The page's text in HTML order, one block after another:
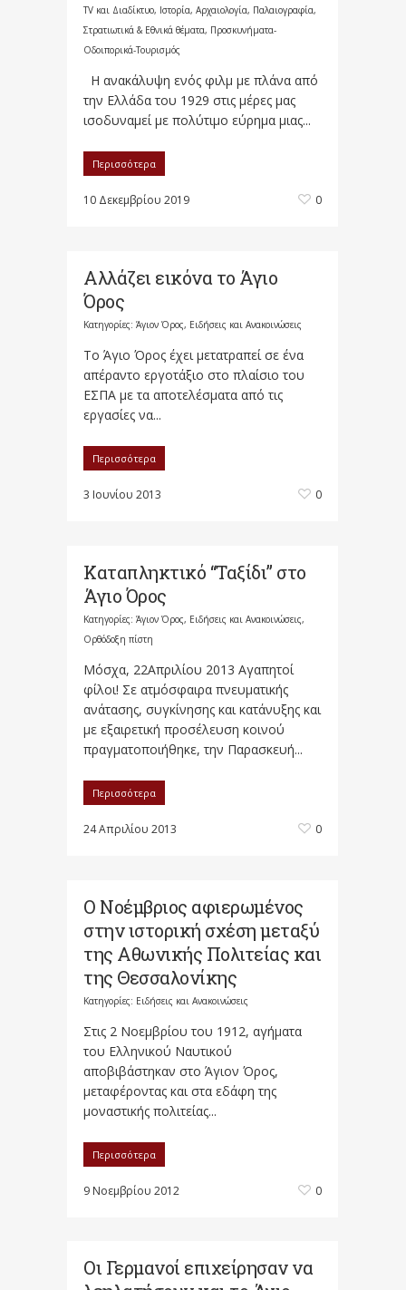
TV και Διαδίκτυο, Ιστορία, Αρχαιολογία, Παλαιογραφία,
Στρατιωτικά & Εθνικά θέματα, Προσκυνήματα-
Οδοιπορικά-Τουρισμός
Η ανακάλυψη ενός φιλμ με πλάνα από
την Ελλάδα του 1929 στις μέρες μας
ισοδυναμεί με πολύτιμο εύρημα μιας...
Περισσότερα
10 Δεκεμβρίου 2019 0
Αλλάζει εικόνα το Άγιο
Όρος
Κατηγορίες: Άγιον Όρος, Ειδήσεις και Ανακοινώσεις
Το Άγιο Όρος έχει μετατραπεί σε ένα
απέραντο εργοτάξιο στο πλαίσιο του
ΕΣΠΑ με τα αποτελέσματα από τις
εργασίες να...
Περισσότερα
3 Ιουνίου 2013 0
Καταπληκτικό “Ταξίδι” στο
Άγιο Όρος
Κατηγορίες: Άγιον Όρος, Ειδήσεις και Ανακοινώσεις,
Ορθόδοξη πίστη
Μόσχα, 22Απριλίου 2013 Αγαπητοί
φίλοι! Σε ατμόσφαιρα πνευματικής
ανάτασης, συγκίνησης και κατάνυξης και
με εξαιρετική προσέλευση κοινού
πραγματοποιήθηκε, την Παρασκευή...
Περισσότερα
24 Απριλίου 2013 0
Ο Νοέμβριος αφιερωμένος
στην ιστορική σχέση μεταξύ
της Αθωνικής Πολιτείας και
της Θεσσαλονίκης
Κατηγορίες: Ειδήσεις και Ανακοινώσεις
Στις 2 Νοεμβρίου του 1912, αγήματα
του Ελληνικού Ναυτικού
αποβιβάστηκαν στο Άγιον Όρος,
μεταφέροντας και στα εδάφη της
μοναστικής πολιτείας...
Περισσότερα
9 Νοεμβρίου 2012 0
Οι Γερμανοί επιχείρησαν να